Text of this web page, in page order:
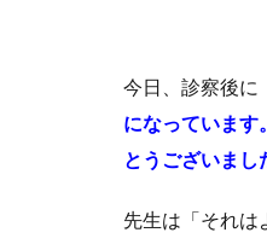
今日、診察後に
になっています
とうございまし
先生は「それは